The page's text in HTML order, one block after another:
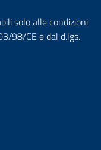
solo alle condizioni
98/CE e dal d.lgs.